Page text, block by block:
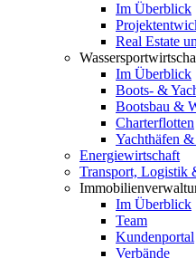
Im Überblick
Real Estate
Im Überblick
Boots- &
Bootsbau &
Charterflotten
Yachthäfen
Energiewirtschaft
Transport, Logistik
Im Überblick
Team
Kundenportal
Verbände